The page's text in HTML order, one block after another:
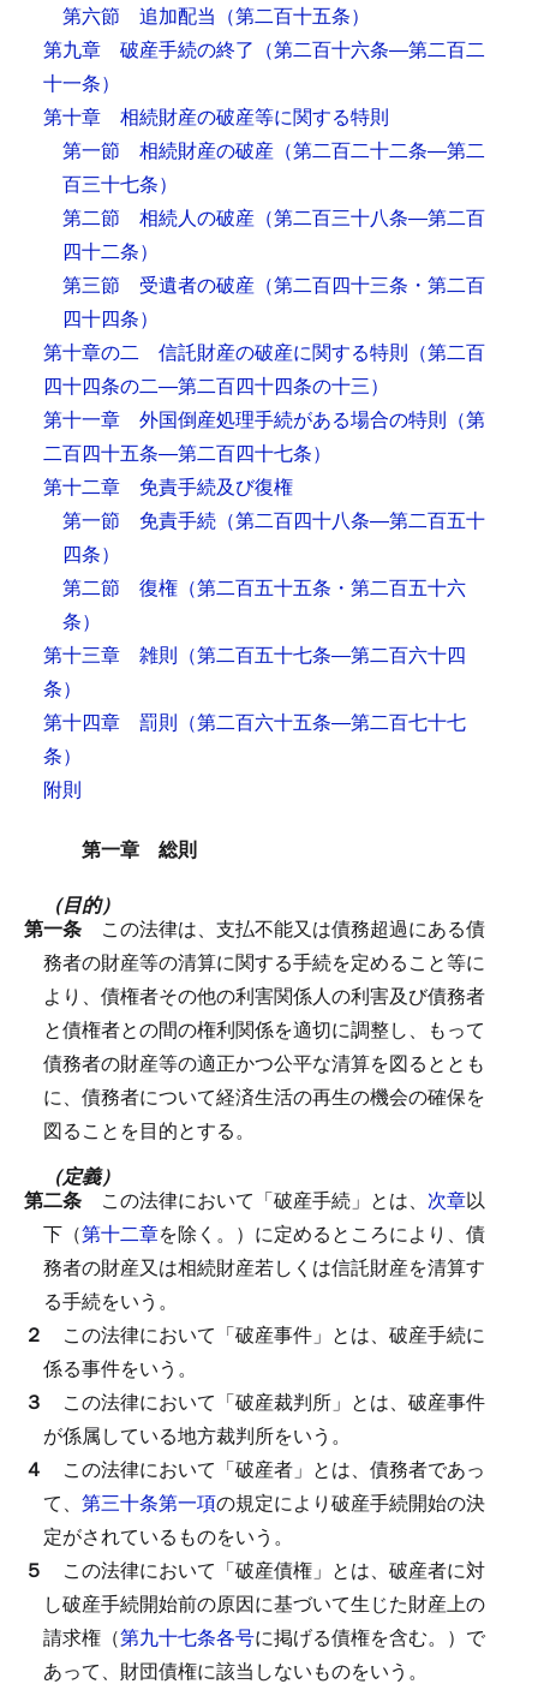
第六節 追加配当 （第二百十五条）
第九章 破産手続の終了 （第二百十六条―第二百二
十一条）
第十章 相続財産の破産等に関する特則
第一節 相続財産の破産 （第二百二十二条―第二
百三十七条）
第二節 相続人の破産 （第二百三十八条―第二百
四十二条）
第三節 受遺者の破産 （第二百四十三条・第二百
四十四条）
第十章の二 信託財産の破産に関する特則 （第二百
四十四条の二―第二百四十四条の十三）
第十一章 外国倒産処理手続がある場合の特則 （第
二百四十五条―第二百四十七条）
第十二章 免責手続及び復権
第一節 免責手続 （第二百四十八条―第二百五十
四条）
第二節 復権 （第二百五十五条・第二百五十六
条）
第十三章 雑則 （第二百五十七条―第二百六十四
条）
第十四章 罰則 （第二百六十五条―第二百七十七
条）
附則
第一章 総則
（目的）
第一条 この法律は、支払不能又は債務超過にある債
務者の財産等の清算に関する手続を定めること等に
より、債権者その他の利害関係人の利害及び債務者
と債権者との間の権利関係を適切に調整し、もって
債務者の財産等の適正かつ公平な清算を図るととも
に、債務者について経済生活の再生の機会の確保を
図ることを目的とする。
（定義）
第二条 この法律において「破産手続」とは、 次章以
下（第十二章を除く。）に定めるところにより、債
務者の財産又は相続財産若しくは信託財産を清算す
る手続をいう。
２ この法律において「破産事件」とは、破産手続に
係る事件をいう。
３ この法律において「破産裁判所」とは、破産事件
が係属している地方裁判所をいう。
４ この法律において「破産者」とは、債務者であっ
て、 第三十条第一項の規定により破産手続開始の決
定がされているものをいう。
５ この法律において「破産債権」とは、破産者に対
し破産手続開始前の原因に基づいて生じた財産上の
請求権（第九十七条各号に掲げる債権を含む。）で
あって、財団債権に該当しないものをいう。